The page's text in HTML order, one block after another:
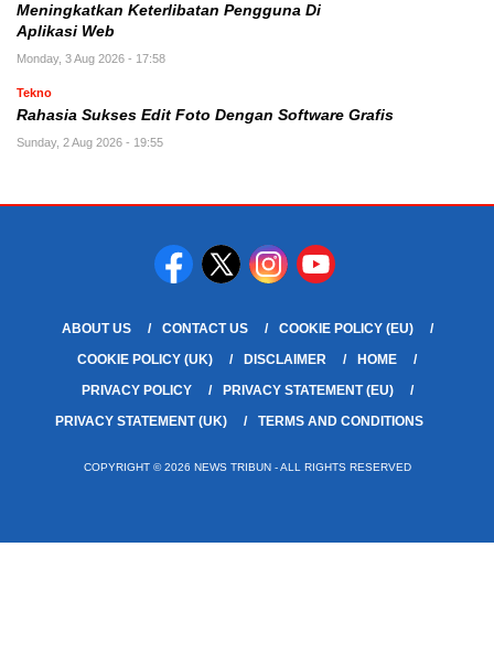
Meningkatkan Keterlibatan Pengguna Di
Aplikasi Web
Monday, 3 Aug 2026 - 17:58
Tekno
Rahasia Sukses Edit Foto Dengan Software Grafis
Sunday, 2 Aug 2026 - 19:55
ABOUT US CONTACT US
COOKIE POLICY (EU)
COOKIE POLICY (UK)
DISCLAIMER
HOME
PRIVACY POLICY
PRIVACY STATEMENT (EU)
PRIVACY STATEMENT (UK)
TERMS AND CONDITIONS
COPYRIGHT © 2026 NEWS TRIBUN - ALL RIGHTS RESERVED